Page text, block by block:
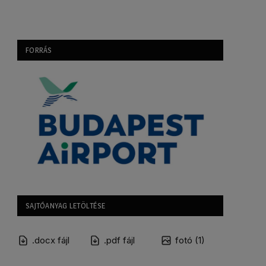
FORRÁS
SAJTÓANYAG LETÖLTÉSE
.docx fájl .pdf fájl fotó (1)